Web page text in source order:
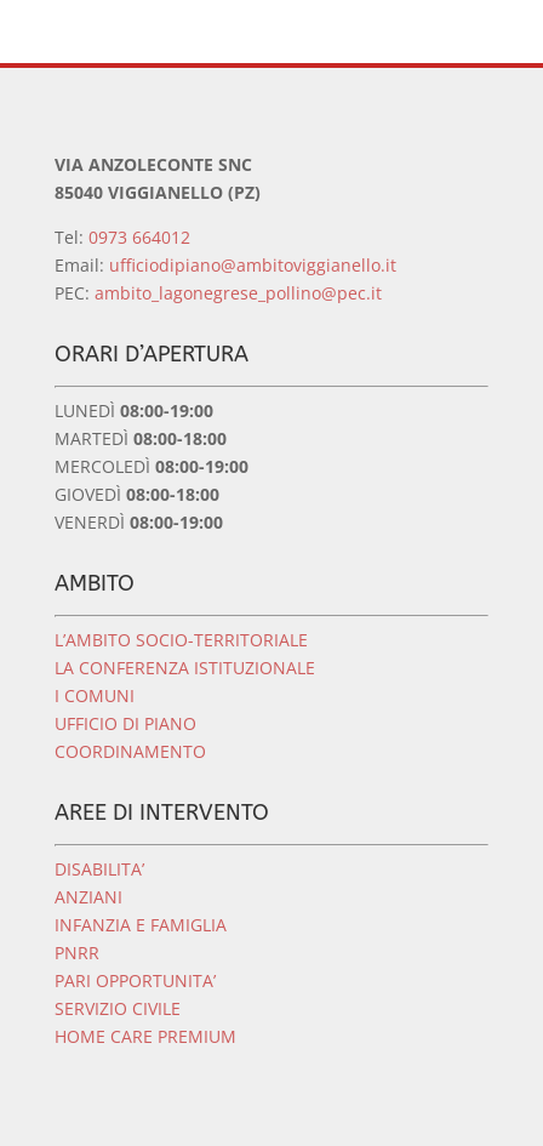
VIA ANZOLECONTE SNC
85040 VIGGIANELLO (PZ)
Tel: 0973 664012
Email: ufficiodipiano@ambitoviggianello.it
PEC: ambito­_lagonegrese_pollino@pec.it
ORARI D’APERTURA
LUNEDÌ 08:00-19:00
MARTEDÌ 08:00-18:00
MERCOLEDÌ 08:00-19:00
GIOVEDÌ 08:00-18:00
VENERDÌ 08:00-19:00
AMBITO
L’AMBITO SOCIO-TERRITORIALE
LA CONFERENZA ISTITUZIONALE
I COMUNI
UFFICIO DI PIANO
COORDINAMENTO
AREE DI INTERVENTO
DISABILITA’
ANZIANI
INFANZIA E FAMIGLIA
PNRR
PARI OPPORTUNITA’
SERVIZIO CIVILE
HOME CARE PREMIUM